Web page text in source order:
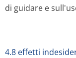
di guidare e
4.8 effetti